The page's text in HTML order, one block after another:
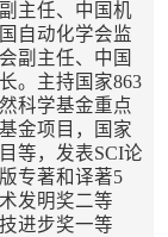
主任、中国机
自动化学会监
副主任、中国
。主持国家863
科学基金重点
金项目，国家
等，发表SCI论
专著和译著5
发明奖二等
进步奖一等